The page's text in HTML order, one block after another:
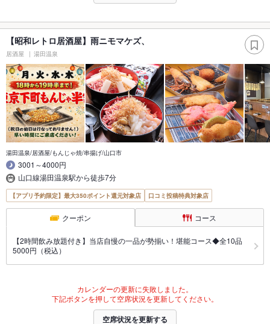
【昭和レトロ居酒屋】雨ニモマケズ、
居酒屋 湯田温泉
湯田温泉/居酒屋/もんじゃ焼/串揚げ/山口市
3001～4000円
山口線湯田温泉駅から徒歩7分
【アプリ予約限定】最大350ポイント還元対象店 口コミ投稿特典対象店
クーポン コース
【2時間飲み放題付き】当店自慢の一品が勢揃い！堪能コース◆全10品
5000円（税込）
カレンダーの更新に失敗しました。
下記ボタンを押して空席状況を更新してください。
空席状況を更新する